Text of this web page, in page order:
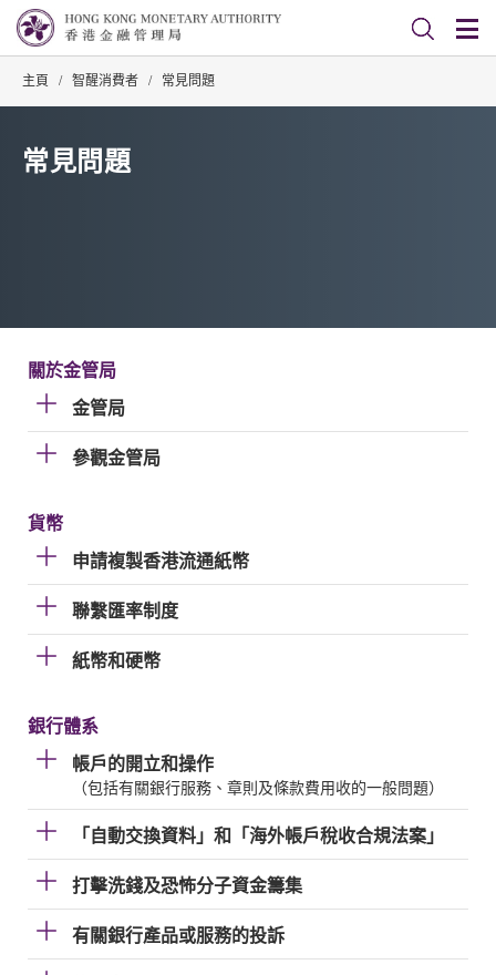
主頁 / 智醒消費者 / 常見問題
常見問題
關於金管局
金管局
參觀金管局
貨幣
申請複製香港流通紙幣
聯繫匯率制度
紙幣和硬幣
銀行體系
帳戶的開立和操作
（包括有關銀行服務、章則及條款費用收的一般問題）
「自動交換資料」和「海外帳戶稅收合規法案」
打擊洗錢及恐怖分子資金籌集
有關銀行產品或服務的投訴